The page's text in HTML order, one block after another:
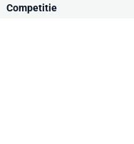
Competitie